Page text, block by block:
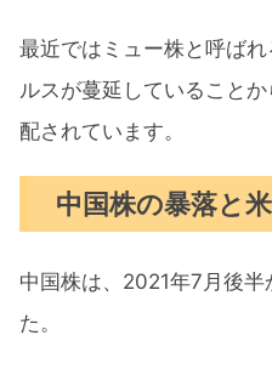
最近ではミュー株と呼ば
ルスが蔓延していること
配されています。
中国株の暴落と
中国株は、2021年7月後
た。